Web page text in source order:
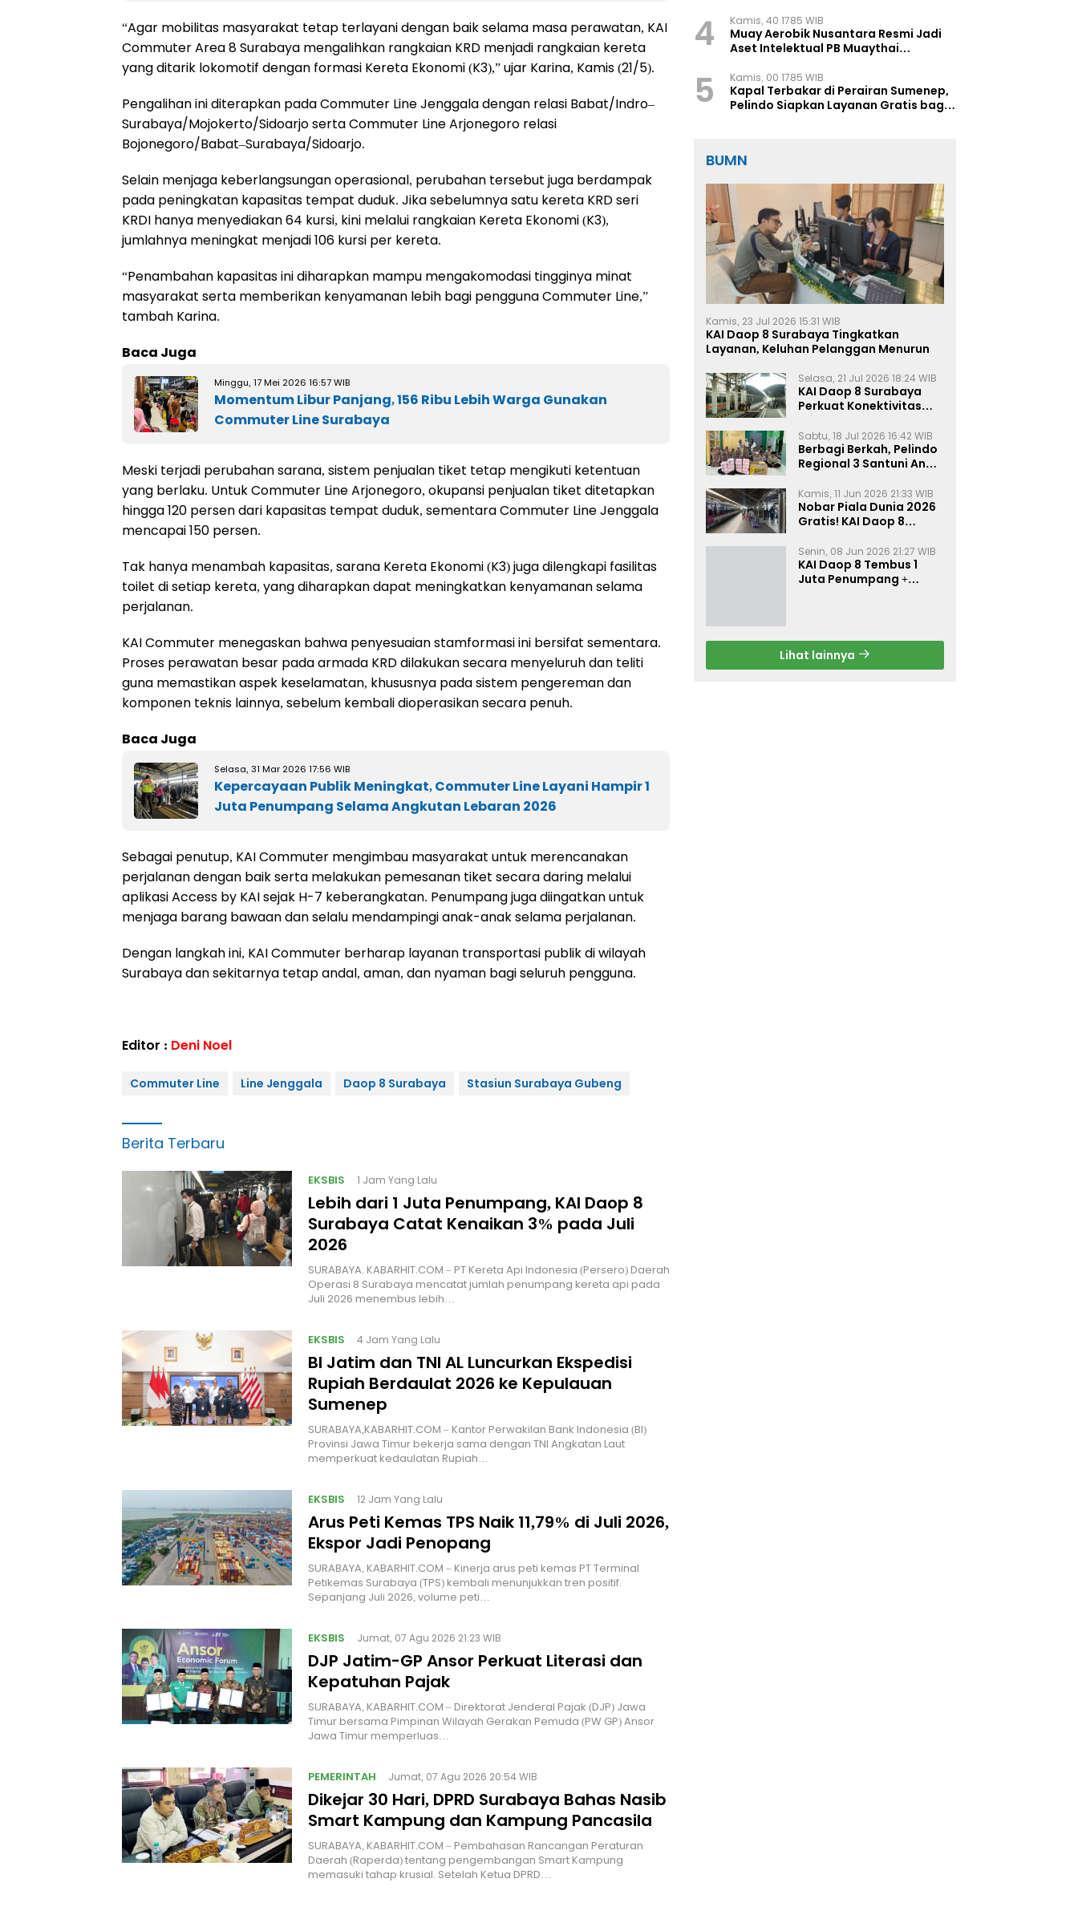
“Agar mobilitas masyarakat tetap terlayani dengan baik selama masa perawatan, KAI
Commuter Area 8 Surabaya mengalihkan rangkaian KRD menjadi rangkaian kereta
yang ditarik lokomotif dengan formasi Kereta Ekonomi (K3),” ujar Karina, Kamis (21/5).
Pengalihan ini diterapkan pada Commuter Line Jenggala dengan relasi Babat/Indro–
Surabaya/Mojokerto/Sidoarjo serta Commuter Line Arjonegoro relasi
Bojonegoro/Babat–Surabaya/Sidoarjo.
Selain menjaga keberlangsungan operasional, perubahan tersebut juga berdampak
pada peningkatan kapasitas tempat duduk. Jika sebelumnya satu kereta KRD seri
KRDI hanya menyediakan 64 kursi, kini melalui rangkaian Kereta Ekonomi (K3),
jumlahnya meningkat menjadi 106 kursi per kereta.
“Penambahan kapasitas ini diharapkan mampu mengakomodasi tingginya minat
masyarakat serta memberikan kenyamanan lebih bagi pengguna Commuter Line,”
tambah Karina.
Baca Juga
Minggu, 17 Mei 2026 16:57 WIB
Momentum Libur Panjang, 156 Ribu Lebih Warga Gunakan
Commuter Line Surabaya
Meski terjadi perubahan sarana, sistem penjualan tiket tetap mengikuti ketentuan
yang berlaku. Untuk Commuter Line Arjonegoro, okupansi penjualan tiket ditetapkan
hingga 120 persen dari kapasitas tempat duduk, sementara Commuter Line Jenggala
mencapai 150 persen.
Tak hanya menambah kapasitas, sarana Kereta Ekonomi (K3) juga dilengkapi fasilitas
toilet di setiap kereta, yang diharapkan dapat meningkatkan kenyamanan selama
perjalanan.
KAI Commuter menegaskan bahwa penyesuaian stamformasi ini bersifat sementara.
Proses perawatan besar pada armada KRD dilakukan secara menyeluruh dan teliti
guna memastikan aspek keselamatan, khususnya pada sistem pengereman dan
komponen teknis lainnya, sebelum kembali dioperasikan secara penuh.
Baca Juga
Selasa, 31 Mar 2026 17:56 WIB
Kepercayaan Publik Meningkat, Commuter Line Layani Hampir 1
Juta Penumpang Selama Angkutan Lebaran 2026
Sebagai penutup, KAI Commuter mengimbau masyarakat untuk merencanakan
perjalanan dengan baik serta melakukan pemesanan tiket secara daring melalui
aplikasi Access by KAI sejak H-7 keberangkatan. Penumpang juga diingatkan untuk
menjaga barang bawaan dan selalu mendampingi anak-anak selama perjalanan.
Dengan langkah ini, KAI Commuter berharap layanan transportasi publik di wilayah
Surabaya dan sekitarnya tetap andal, aman, dan nyaman bagi seluruh pengguna.
Editor : Deni Noel
Commuter Line Line Jenggala Daop 8 Surabaya Stasiun Surabaya Gubeng
Berita Terbaru
EKSBIS 1 Jam Yang Lalu
Lebih dari 1 Juta Penumpang, KAI Daop 8
Surabaya Catat Kenaikan 3% pada Juli
2026
SURABAYA. KABARHIT.COM – PT Kereta Api Indonesia (Persero) Daerah
Operasi 8 Surabaya mencatat jumlah penumpang kereta api pada
Juli 2026 menembus lebih…
EKSBIS 4 Jam Yang Lalu
BI Jatim dan TNI AL Luncurkan Ekspedisi
Rupiah Berdaulat 2026 ke Kepulauan
Sumenep
SURABAYA,KABARHIT.COM – Kantor Perwakilan Bank Indonesia (BI)
Provinsi Jawa Timur bekerja sama dengan TNI Angkatan Laut
memperkuat kedaulatan Rupiah…
EKSBIS 12 Jam Yang Lalu
Arus Peti Kemas TPS Naik 11,79% di Juli 2026,
Ekspor Jadi Penopang
SURABAYA, KABARHIT.COM – Kinerja arus peti kemas PT Terminal
Petikemas Surabaya (TPS) kembali menunjukkan tren positif.
Sepanjang Juli 2026, volume peti…
EKSBIS Jumat, 07 Agu 2026 21:23 WIB
DJP Jatim-GP Ansor Perkuat Literasi dan
Kepatuhan Pajak
SURABAYA, KABARHIT.COM – Direktorat Jenderal Pajak (DJP) Jawa
Timur bersama Pimpinan Wilayah Gerakan Pemuda (PW GP) Ansor
Jawa Timur memperluas…
PEMERINTAH Jumat, 07 Agu 2026 20:54 WIB
Dikejar 30 Hari, DPRD Surabaya Bahas Nasib
Smart Kampung dan Kampung Pancasila
SURABAYA, KABARHIT.COM – Pembahasan Rancangan Peraturan
Daerah (Raperda) tentang pengembangan Smart Kampung
memasuki tahap krusial. Setelah Ketua DPRD…
4 Kamis, 40 1785 WIB
Muay Aerobik Nusantara Resmi Jadi
Aset Intelektual PB Muaythai
5 Kamis, 00 1785 WIB
Kapal Terbakar di Perairan Sumenep,
Pelindo Siapkan Layanan Gratis bagi
BUMN
Kamis, 23 Jul 2026 15:31 WIB
KAI Daop 8 Surabaya Tingkatkan
Layanan, Keluhan Pelanggan Menurun
Selasa, 21 Jul 2026 18:24 WIB
KAI Daop 8 Surabaya
Perkuat Konektivitas
Terintegrasi di Jawa
Timur
Sabtu, 18 Jul 2026 16:42 WIB
Berbagi Berkah, Pelindo
Regional 3 Santuni Anak
Kamis, 11 Jun 2026 21:33 WIB
Nobar Piala Dunia 2026
Gratis! KAI Daop 8
Besar di 5 Stasiun Ini
Senin, 08 Jun 2026 21:27 WIB
KAI Daop 8 Tembus 1
Juta Penumpang +
Lihat lainnya